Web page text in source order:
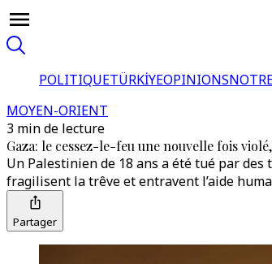
POLITIQUETÜRKİYEOPINIONS
MOYEN-ORIENT
3 min de lecture
Gaza: le cessez-le-feu une nouvelle fois
Un Palestinien de 18 ans a été tué par des
fragilisent la trêve et entravent l’aide
Partager